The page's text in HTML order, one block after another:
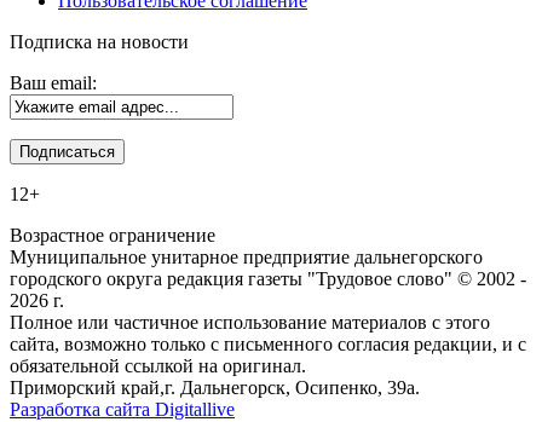
Подписка на новости
Ваш email:
12+
Возрастное ограничение
Муниципальное унитарное предприятие дальнегорского
городского округа редакция газеты "Трудовое слово" © 2002 -
2026 г.
Полное или частичное использование материалов с этого
сайта, возможно только с письменного согласия редакции, и с
обязательной ссылкой на оригинал.
Приморский край,г. Дальнегорск, Осипенко, 39а.
Разработка сайта Digitallive